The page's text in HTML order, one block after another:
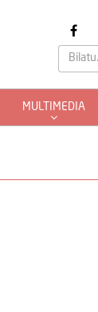
MULTIMEDIA